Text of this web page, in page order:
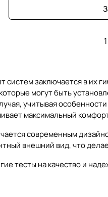
1
систем заключается в их
могут быть
учитывая
максимальный
современным
внешний вид, что
тесты на качество и